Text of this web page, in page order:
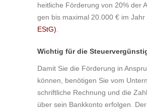
heit­li­che För­de­rung von 20% der
gen bis ma­xi­mal 20.000 € im Jahr
EStG)
Wichtig für die
Damit Sie die För­de­rung in
kön­nen, be­nö­ti­gen Sie vom
schrift­li­che Rech­nung und die
über sein Bank­kon­to er­fol­gen.